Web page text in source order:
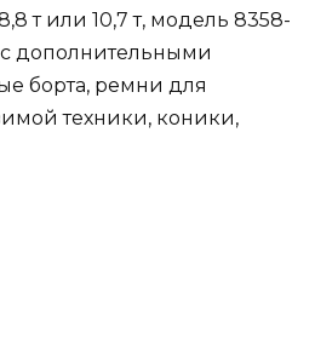
т или 10,7 т, модель 8358-
дополнительными
борта, ремни для
техники, коники,